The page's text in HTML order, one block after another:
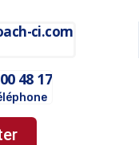
ci.com
48 17